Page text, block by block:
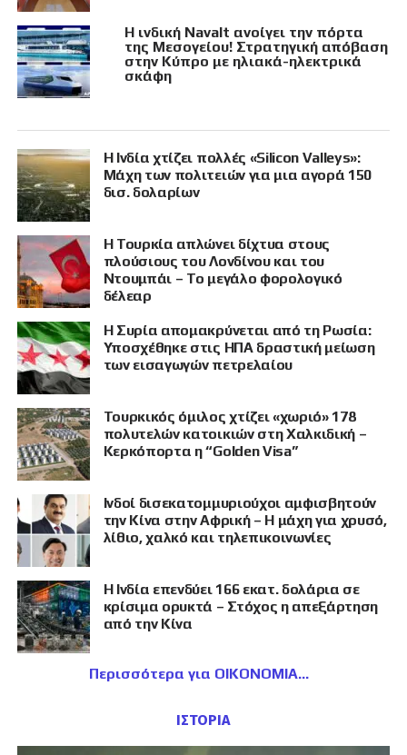
Η ινδική Navalt ανοίγει την πόρτα
της Μεσογείου! Στρατηγική απόβαση
στην Κύπρο με ηλιακά-ηλεκτρικά
σκάφη
Η Ινδία χτίζει πολλές «Silicon Valleys»:
Μάχη των πολιτειών για μια αγορά 150
δισ. δολαρίων
Η Τουρκία απλώνει δίχτυα στους
πλούσιους του Λονδίνου και του
Ντουμπάι – Το μεγάλο φορολογικό
δέλεαρ
Η Συρία απομακρύνεται από τη Ρωσία:
Υποσχέθηκε στις ΗΠΑ δραστική μείωση
των εισαγωγών πετρελαίου
Τουρκικός όμιλος χτίζει «χωριό» 178
πολυτελών κατοικιών στη Χαλκιδική –
Κερκόπορτα η “Golden Visa”
Ινδοί δισεκατομμυριούχοι αμφισβητούν
την Κίνα στην Αφρική – Η μάχη για χρυσό,
λίθιο, χαλκό και τηλεπικοινωνίες
Η Ινδία επενδύει 166 εκατ. δολάρια σε
κρίσιμα ορυκτά – Στόχος η απεξάρτηση
από την Κίνα
Περισσότερα για ΟΙΚΟΝΟΜΙΑ
ΙΣΤΟΡΙΑ